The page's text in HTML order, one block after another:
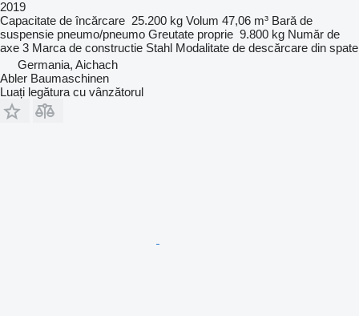
2019
Capacitate de încărcare 25.200 kg Volum 47,06 m³ Bară de
suspensie pneumo/pneumo Greutate proprie 9.800 kg Număr de
axe 3 Marca de constructie Stahl Modalitate de descărcare din spate
Germania, Aichach
Abler Baumaschinen
Luați legătura cu vânzătorul